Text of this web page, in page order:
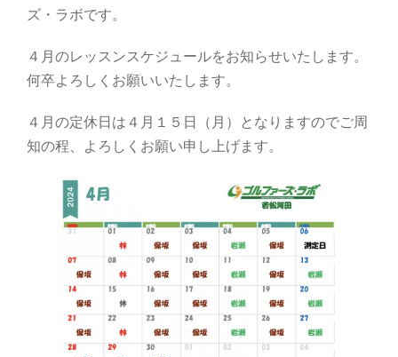
ズ・ラボです。
４月のレッスンスケジュールをお知らせいたします。
何卒よろしくお願いいたします。
４月の定休日は４月１５日（月）となりますのでご周
知の程、よろしくお願い申し上げます。